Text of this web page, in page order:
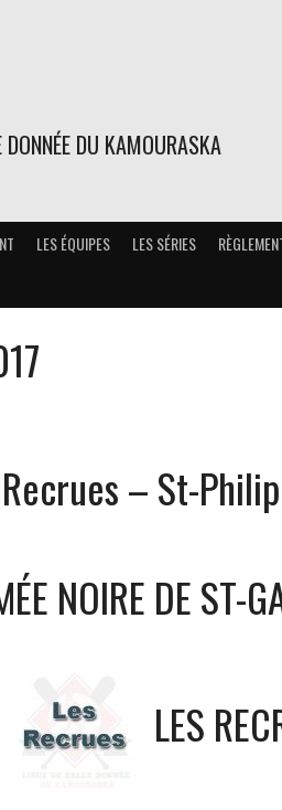
DONNÉE DU KAMOURASKA
LES ÉQUIPES LES SÉRIES
– St-
NOIRE DE ST-
LES